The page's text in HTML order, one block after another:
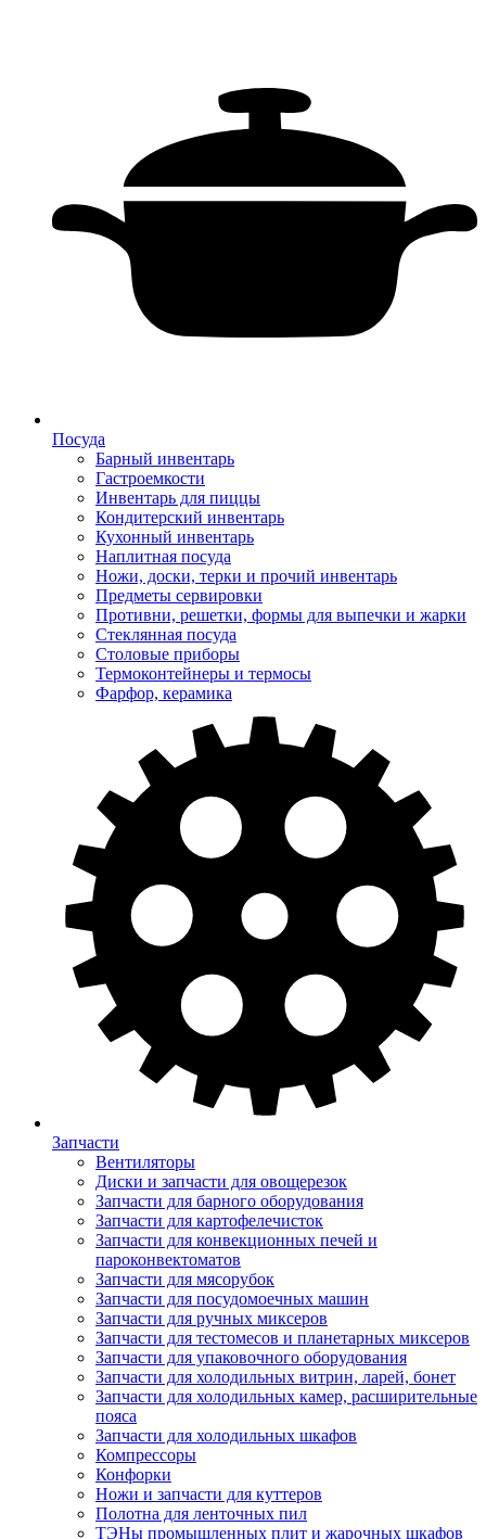
Посуда
Барный инвентарь
Гастроемкости
Инвентарь для пиццы
Кондитерский инвентарь
Кухонный инвентарь
Наплитная посуда
Ножи, доски, терки и прочий инвентарь
Предметы сервировки
Противни, решетки, формы для выпечки и жарки
Стеклянная посуда
Столовые приборы
Термоконтейнеры и термосы
Фарфор, керамика
Запчасти
Вентиляторы
Диски и запчасти для овощерезок
Запчасти для барного оборудования
Запчасти для картофелечисток
Запчасти для конвекционных печей и
пароконвектоматов
Запчасти для мясорубок
Запчасти для посудомоечных машин
Запчасти для ручных миксеров
Запчасти для тестомесов и планетарных миксеров
Запчасти для упаковочного оборудования
Запчасти для холодильных витрин, ларей, бонет
Запчасти для холодильных камер, расширительные
пояса
Запчасти для холодильных шкафов
Компрессоры
Конфорки
Ножи и запчасти для куттеров
Полотна для ленточных пил
ТЭНы промышленных плит и жарочных шкафов